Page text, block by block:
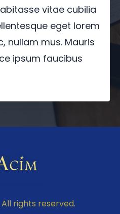
vitae cubilia
eget lorem
nullam mus. Mauris
ipsum faucibus
rights reserved.